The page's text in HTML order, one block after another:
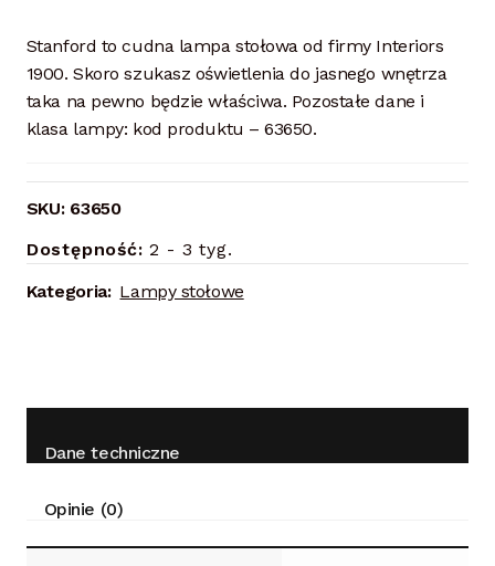
Stanford to cudna lampa stołowa od firmy Interiors
1900. Skoro szukasz oświetlenia do jasnego wnętrza
taka na pewno będzie właściwa. Pozostałe dane i
klasa lampy: kod produktu – 63650.
SKU: 63650
Dostępność: 2 - 3 tyg.
Kategoria: Lampy stołowe
Dane techniczne
Opinie (0)